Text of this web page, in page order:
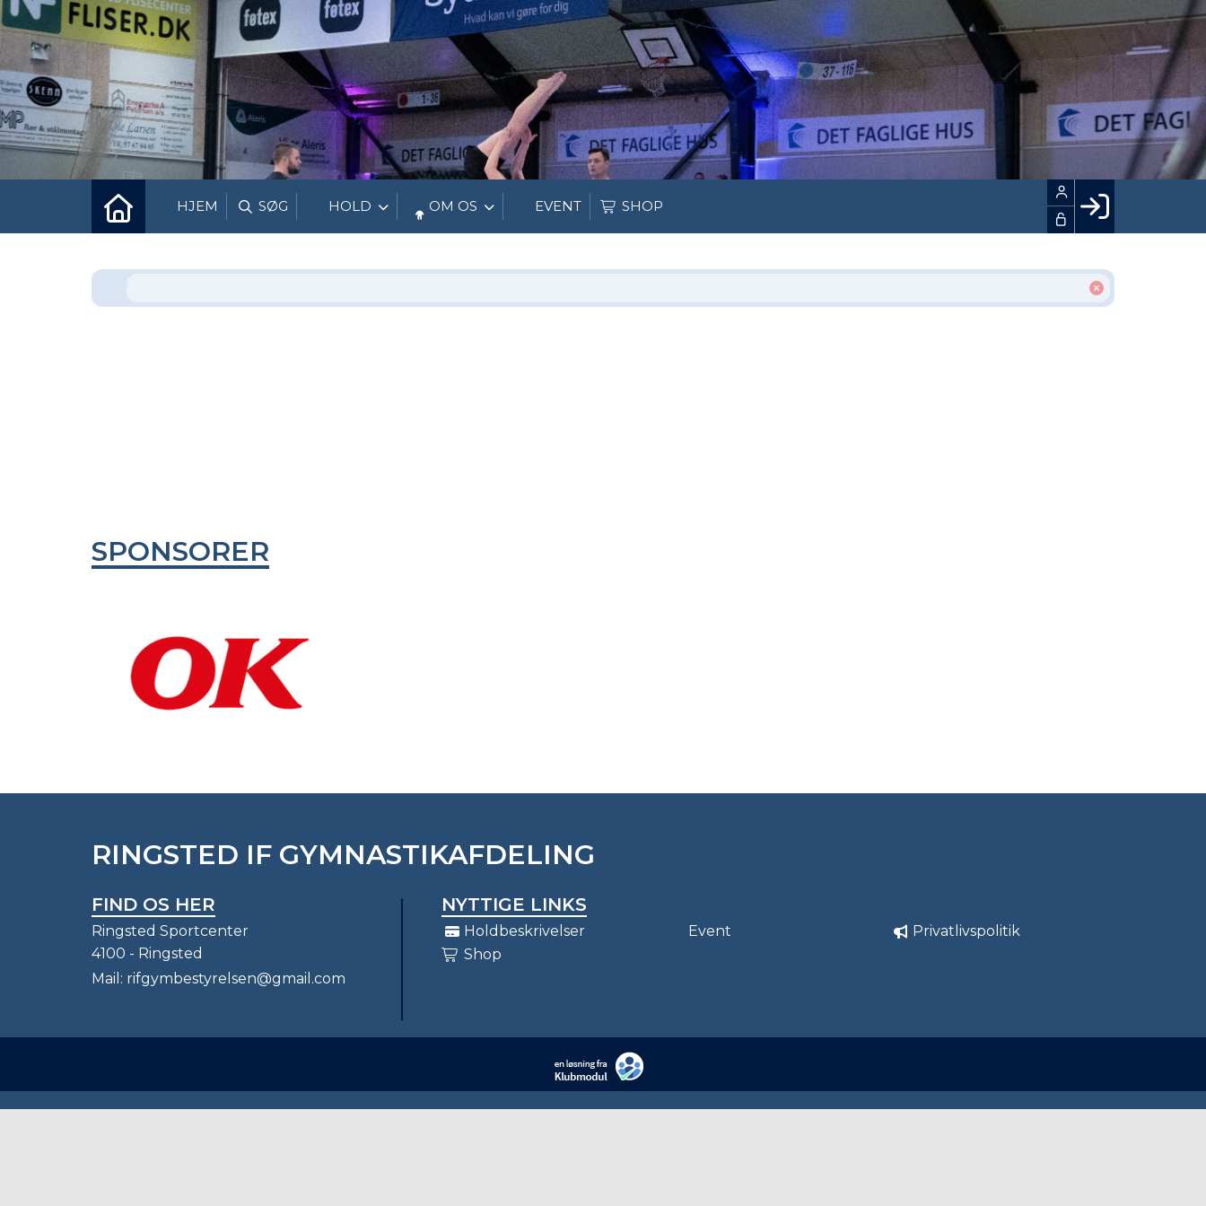
HJEM SØG HOLD OM OS EVENT SHOP
Husk mig
Glemt password
SPONSORER
RINGSTED IF GYMNASTIKAFDELING
FIND OS HER
Ringsted Sportcenter
4100 - Ringsted
Mail: rifgymbestyrelsen@gmail.com
NYTTIGE LINKS
Holdbeskrivelser Event
Privatlivspolitik
Shop